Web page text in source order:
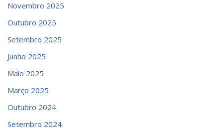
Novembro 2025
Outubro 2025
Setembro 2025
Junho 2025
Maio 2025
Março 2025
Outubro 2024
Setembro 2024